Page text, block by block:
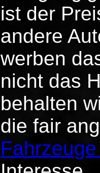
ist der
andere
werben
nicht das
behalten
die fair